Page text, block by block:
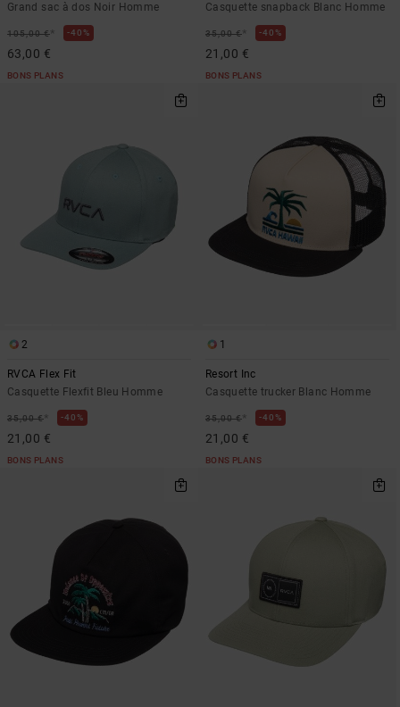
Grand sac à dos Noir Homme
105,00 €* 40%
63,00 €
BONS PLANS
Casquette snapback Blanc Homme
35,00 €* 40%
21,00 €
BONS PLANS
2
RVCA Flex Fit
Casquette Flexfit Bleu Homme
35,00 €* 40%
21,00 €
BONS PLANS
1
Resort Inc
Casquette trucker Blanc Homme
35,00 €* 40%
21,00 €
BONS PLANS